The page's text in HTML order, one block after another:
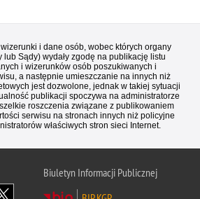
i dane osób, wobec których organy
Sądy) wydały zgodę na publikację listu
i wizerunków osób poszukiwanych i
a następnie umieszczanie na innych niż
jest dozwolone, jednak w takiej sytuacji
publikacji spoczywa na administratorze
roszczenia związane z publikowaniem
serwisu na stronach innych niż policyjne
właściwych stron sieci Internet.
Biuletyn Informacji Publicznej